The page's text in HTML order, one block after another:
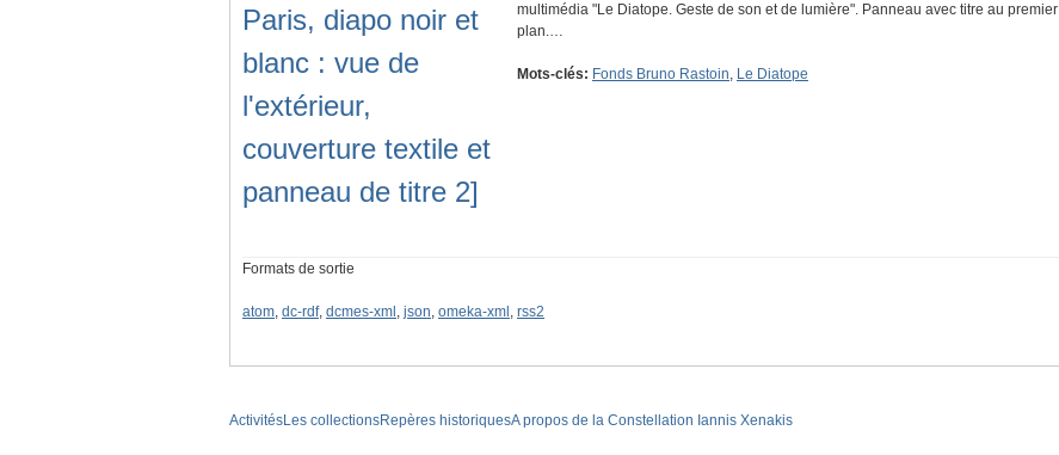
Paris, diapo noir et
blanc : vue de
l'extérieur,
couverture textile et
panneau de titre 2]
multimédia "Le Diatope. Geste de son et de lumière". Panneau avec titre au premier
plan.…
Mots-clés: Fonds Bruno Rastoin, Le Diatope
Formats de sortie
atom, dc-rdf, dcmes-xml , json, omeka-xml , rss2
ActivitésLes collectionsRepères historiquesA propos de la Constellation Iannis Xenakis